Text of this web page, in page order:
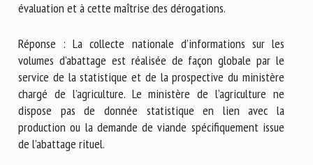
évaluation et à cette maîtrise des dérogations.
Réponse : La collecte nationale d’informations sur les
volumes d’abattage est réalisée de façon globale par le
service de la statistique et de la prospective du ministère
chargé de l’agriculture. Le ministère de l’agriculture ne
dispose pas de donnée statistique en lien avec la
production ou la demande de viande spécifiquement issue
de l’abattage rituel.